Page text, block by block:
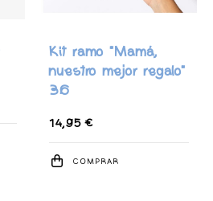
Kit ramo "Mamá,
nuestro mejor regalo"
36
14,95 €
COMPRAR